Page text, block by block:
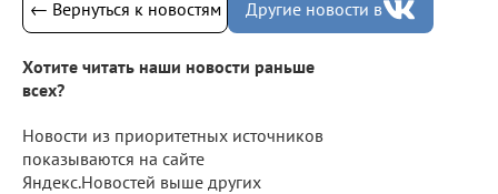
← Вернуться к новостям Другие новости в
Хотите читать наши новости раньше
всех?
Новости из приоритетных источников
показываются на сайте
Яндекс.Новостей выше других